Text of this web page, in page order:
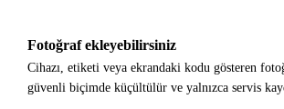
Fotoğraf ekleyebilirsiniz
Cihazı, etiketi veya ekrandaki kodu gösteren
güvenli biçimde küçültülür ve yalnızca servis